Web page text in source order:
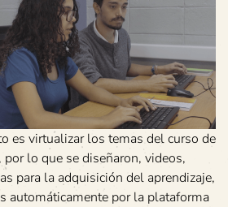
es virtualizar los temas del curso de
lo que se diseñaron, videos,
para la adquisición del aprendizaje,
automáticamente por la plataforma